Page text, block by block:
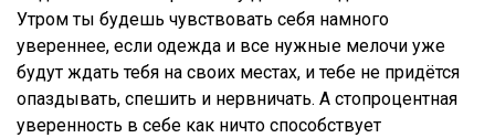
Утром ты будешь чувствовать себя намного
увереннее, если одежда и все нужные мелочи уже
будут ждать тебя на своих местах, и тебе не придётся
опаздывать, спешить и нервничать. А стопроцентная
уверенность в себе как ничто способствует